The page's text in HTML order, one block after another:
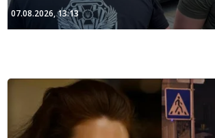
07.08.2026, 13:13